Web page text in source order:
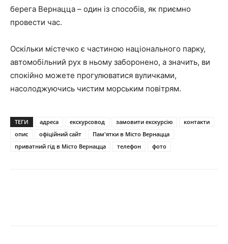
берега Вернацца – один із способів, як приємно
провести час.
Оскільки містечко є частиною національного парку,
автомобільний рух в ньому заборонено, а значить, ви
спокійно можете прогулюватися вуличками,
насолоджуючись чистим морським повітрям.
ТЕГИ адреса екскурсовод замовити екскурсію
контакти
опис
офіційний сайт
Пам'ятки в Місто Вернацца
приватний гід в Місто Вернацца
телефон фото